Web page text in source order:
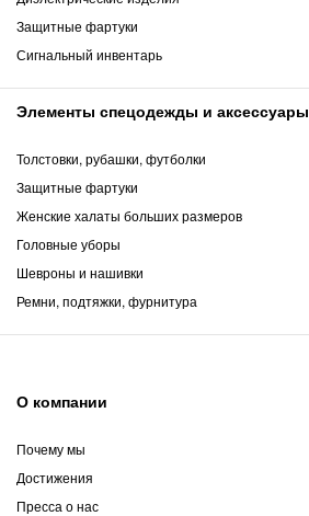
Защитные фартуки
Сигнальный инвентарь
Элементы спецодежды и аксессуары
Толстовки, рубашки, футболки
Защитные фартуки
Женские халаты больших размеров
Головные уборы
Шевроны и нашивки
Ремни, подтяжки, фурнитура
О компании
Почему мы
Достижения
Пресса о нас